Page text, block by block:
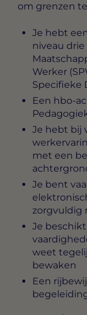
om grenzen
Je hebt
niveau
Werker
Specifieke
Een hbo-
Je hebt bij
met een
Je bent
zorgvuldig
Je
weet
bewaken
Een